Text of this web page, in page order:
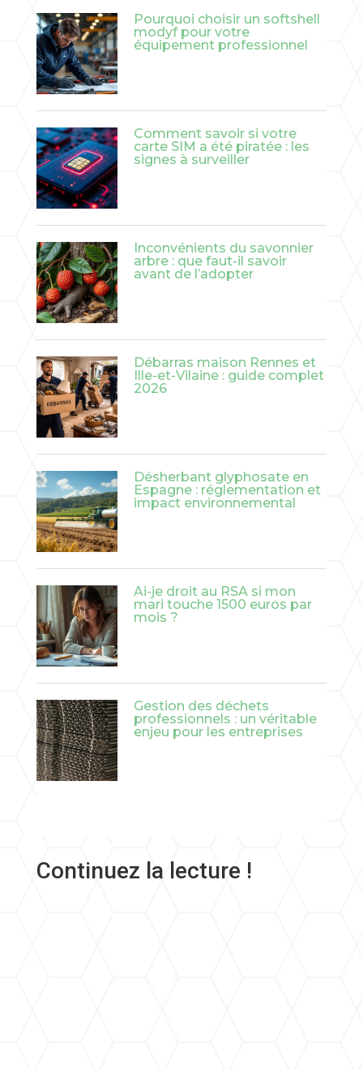
Pourquoi choisir un softshell
modyf pour votre
équipement professionnel
Comment savoir si votre
carte SIM a été piratée : les
signes à surveiller
Inconvénients du savonnier
arbre : que faut-il savoir
avant de l’adopter
Débarras maison Rennes et
Ille-et-Vilaine : guide complet
2026
Désherbant glyphosate en
Espagne : réglementation et
impact environnemental
Ai-je droit au RSA si mon
mari touche 1500 euros par
mois ?
Gestion des déchets
professionnels : un véritable
enjeu pour les entreprises
Continuez la lecture !